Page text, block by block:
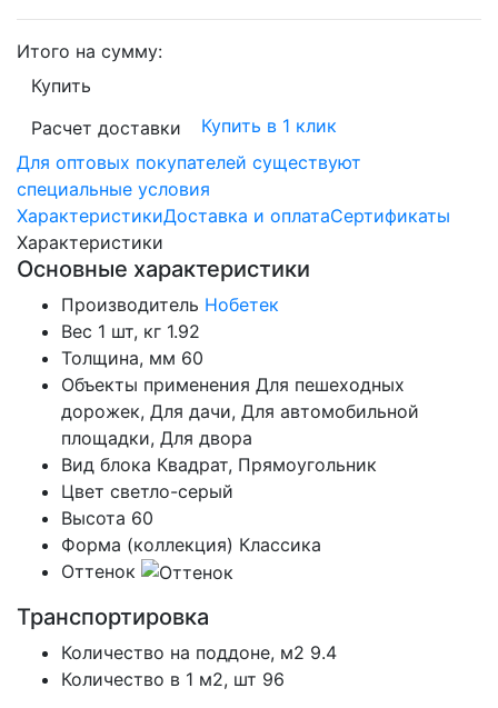
Итого на сумму:
Купить
Расчет доставки
Купить в 1 клик
Для оптовых покупателей существуют
специальные условия
ХарактеристикиДоставка и оплатаСертификаты
Характеристики
Основные характеристики
Производитель Нобетек
Вес 1 шт, кг 1.92
Толщина, мм 60
Объекты применения Для пешеходных
дорожек, Для дачи, Для автомобильной
площадки, Для двора
Вид блока Квадрат, Прямоугольник
Цвет светло-серый
Высота 60
Форма (коллекция) Классика
Оттенок
Транспортировка
Количество на поддоне, м2 9.4
Количество в 1 м2, шт 96